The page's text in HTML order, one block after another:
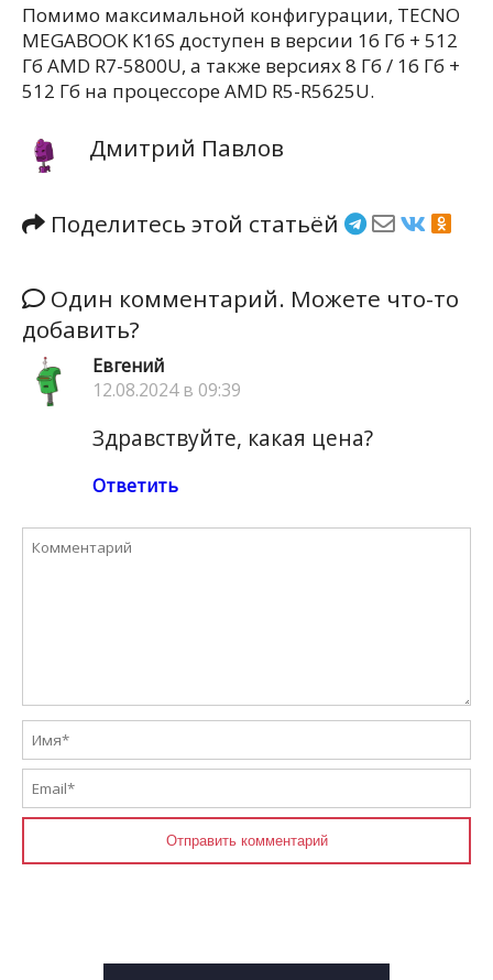
Помимо максимальной конфигурации, TECNO
MEGABOOK K16S доступен в версии 16 Гб + 512
Гб AMD R7-5800U, а также версиях 8 Гб / 16 Гб +
512 Гб на процессоре AMD R5-R5625U.
Дмитрий Павлов
Поделитесь этой статьёй
Один комментарий. Можете что-то
добавить?
Евгений
12.08.2024 в 09:39
Здравствуйте, какая цена?
Ответить